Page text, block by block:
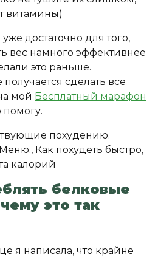
витамины)
достаточно для того,
вес намного эффективнее
это раньше.
сделать все
мой Бесплатный марафон
помогу.
белковые
это так
я написала, что крайне